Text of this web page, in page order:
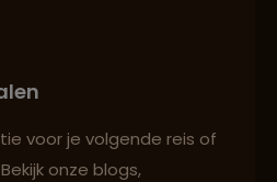
reisroutes
voor je volgende reis of
onze blogs,